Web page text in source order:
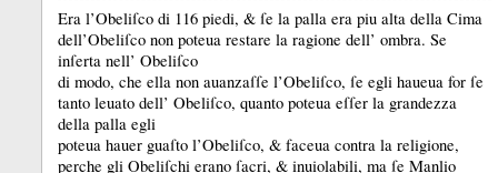
Era l’Obeliſco di 116 piedi, & ſe la palla era piu alta della Cima
dell’Obeliſco non poteua restare la ragione dell’ ombra. Se
inſerta nell’ Obeliſco
di modo, che ella non auanzaſſe l’Obeliſco, ſe egli haueua for ſe
tanto leuato dell’ Obeliſco, quanto poteua eſſer la grandezza
della palla egli
poteua hauer guaſto l’Obeliſco, & faceua contra la religione,
perche gli Obeliſchi erano ſacri, & inuiolabili, ma ſe Manlio